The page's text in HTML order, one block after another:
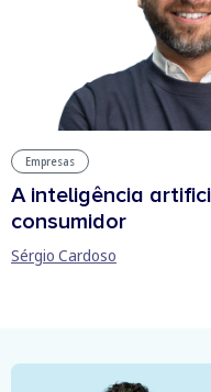
Empresas
A inteligência
consumidor
Sérgio Cardoso